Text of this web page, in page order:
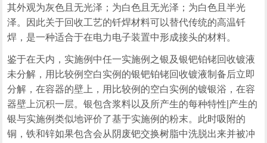
其外观为灰色且无光泽；为白色且无光泽；为白色且半光
泽。因此关于回收工艺的钎焊材料可以替代传统的高温钎
焊，是一种适合于在电力电子装置中形成接头的材料。
鉴于在天内，实施例中任一实施例之银及银钯铂铑回收镀液
未分解，用比较例空白实例的银钯铂铑回收镀液制备后立即
分解，在容器的壁上，用比较例的空白实例的镀银浴，在容
器壁上沉积一层。银包含浆料以及所产生的每种特性|产生的
银与实施例类似地评价了基于实施例的粉末。此时吸附的
铜，铁和锌如果包含会从阴废钯交换树脂中洗脱出来并被冲